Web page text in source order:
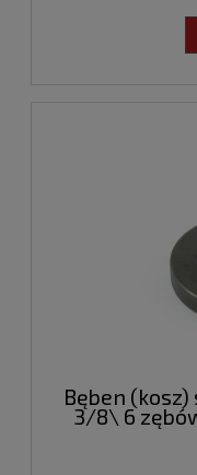
Bęben (kosz)
3/8\ 6